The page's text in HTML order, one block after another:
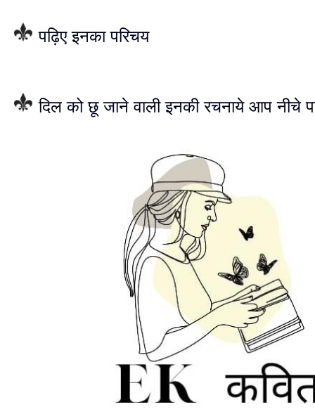
पढ़िए इनका परिचय
दिल को छू जाने वाली इनकी रचनाये आप नीचे